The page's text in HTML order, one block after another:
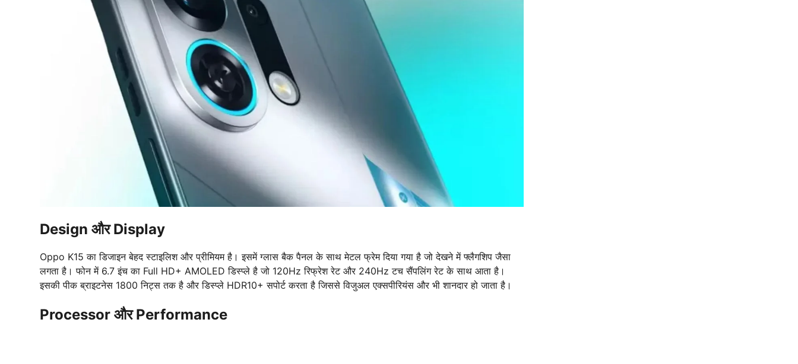
Design और Display
Oppo K15 का डिजाइन बेहद स्टाइलिश और प्रीमियम है। इसमें ग्लास बैक पैनल के साथ मेटल फ्रेम दिया गया है जो देखने में फ्लैगशिप जैसा
लगता है। फोन में 6.7 इंच का Full HD+ AMOLED डिस्प्ले है जो 120Hz रिफ्रेश रेट और 240Hz टच सैंपलिंग रेट के साथ आता है।
इसकी पीक ब्राइटनेस 1800 निट्स तक है और डिस्प्ले HDR10+ सपोर्ट करता है जिससे विजुअल एक्सपीरियंस और भी शानदार हो जाता है।
Processor और Performance